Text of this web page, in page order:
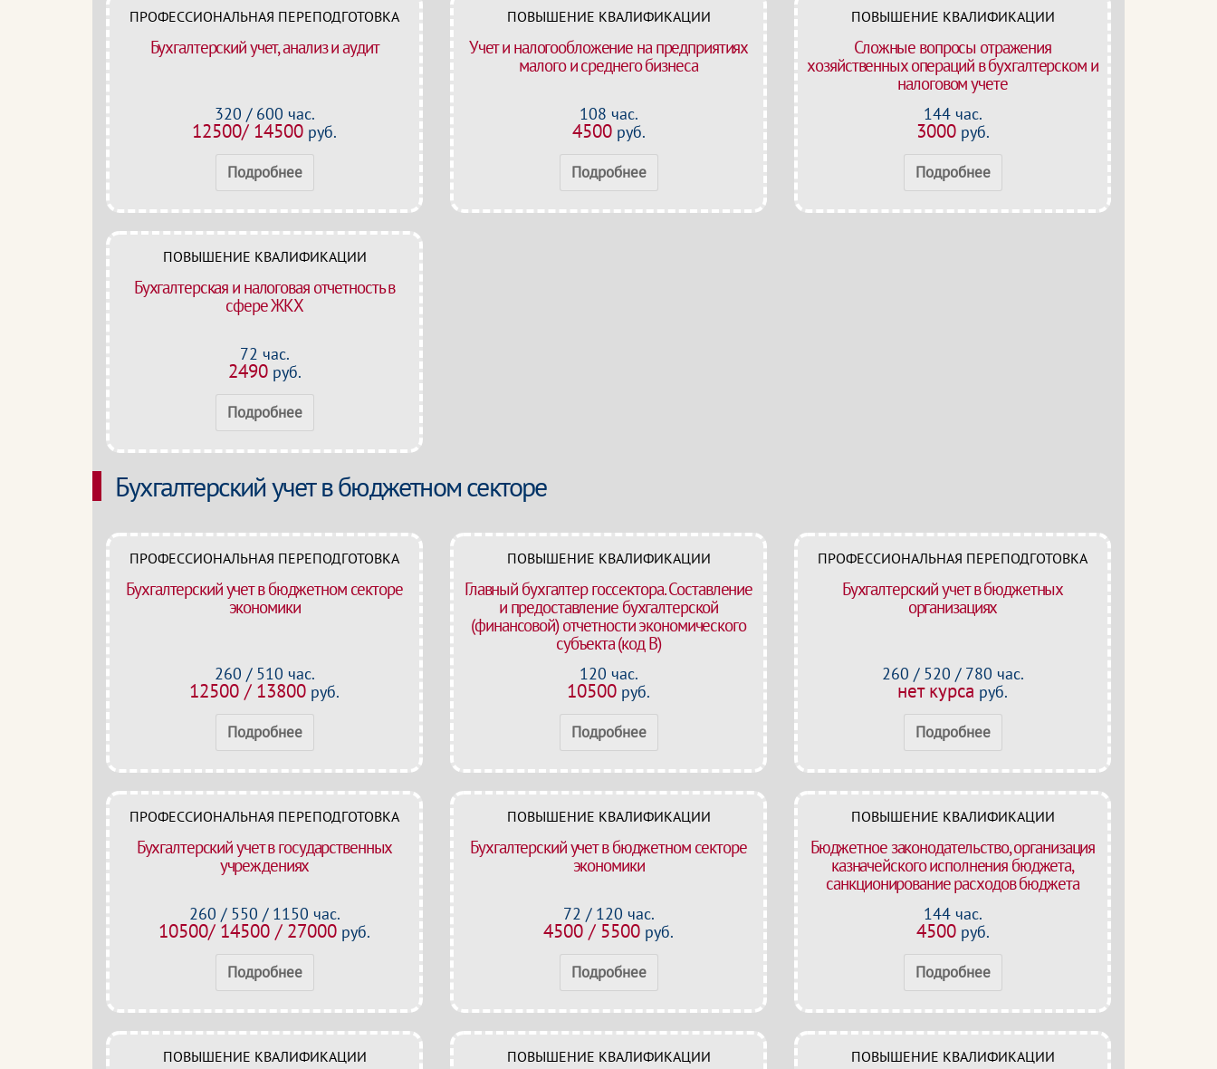
ПРОФЕССИОНАЛЬНАЯ ПЕРЕПОДГОТОВКА
Бухгалтерский учет, анализ и аудит
320 / 600 час.
12500/ 14500 руб.
Подробнее
ПОВЫШЕНИЕ КВАЛИФИКАЦИИ
Учет и налогообложение на предприятиях
малого и среднего бизнеса
108 час.
4500руб.
Подробнее
ПОВЫШЕНИЕ КВАЛИФИКАЦИИ
Сложные вопросы отражения
хозяйственных операций в бухгалтерском и
налоговом учете
144 час.
3000руб.
Подробнее
ПОВЫШЕНИЕ КВАЛИФИКАЦИИ
Бухгалтерская и налоговая отчетность в
сфере ЖКХ
72 час.
2490руб.
Подробнее
Бухгалтерский учет в бюджетном секторе
ПРОФЕССИОНАЛЬНАЯ ПЕРЕПОДГОТОВКА
Бухгалтерский учет в бюджетном секторе
экономики
260 / 510 час.
12500 / 13800 руб.
Подробнее
ПОВЫШЕНИЕ КВАЛИФИКАЦИИ
Главный бухгалтер госсектора. Составление
и предоставление бухгалтерской
(финансовой) отчетности экономического
субъекта (код В)
120 час.
10500 руб.
Подробнее
ПРОФЕССИОНАЛЬНАЯ ПЕРЕПОДГОТОВКА
Бухгалтерский учет в бюджетных
организациях
260 / 520 / 780 час.
нет курса руб.
Подробнее
ПРОФЕССИОНАЛЬНАЯ ПЕРЕПОДГОТОВКА
Бухгалтерский учет в государственных
учреждениях
260 / 550 / 1150 час.
10500/ 14500 / 27000 руб.
Подробнее
ПОВЫШЕНИЕ КВАЛИФИКАЦИИ
Бухгалтерский учет в бюджетном секторе
экономики
72 / 120 час.
4500 / 5500 руб.
Подробнее
ПОВЫШЕНИЕ КВАЛИФИКАЦИИ
Бюджетное законодательство, организация
казначейского исполнения бюджета,
санкционирование расходов бюджета
144 час.
4500руб.
Подробнее
ПОВЫШЕНИЕ КВАЛИФИКАЦИИ ПОВЫШЕНИЕ КВАЛИФИКАЦИИ ПОВЫШЕНИЕ КВАЛИФИКАЦИИ